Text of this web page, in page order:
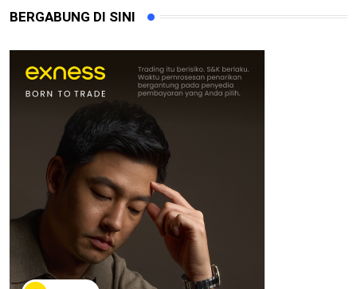
BERGABUNG DI SINI